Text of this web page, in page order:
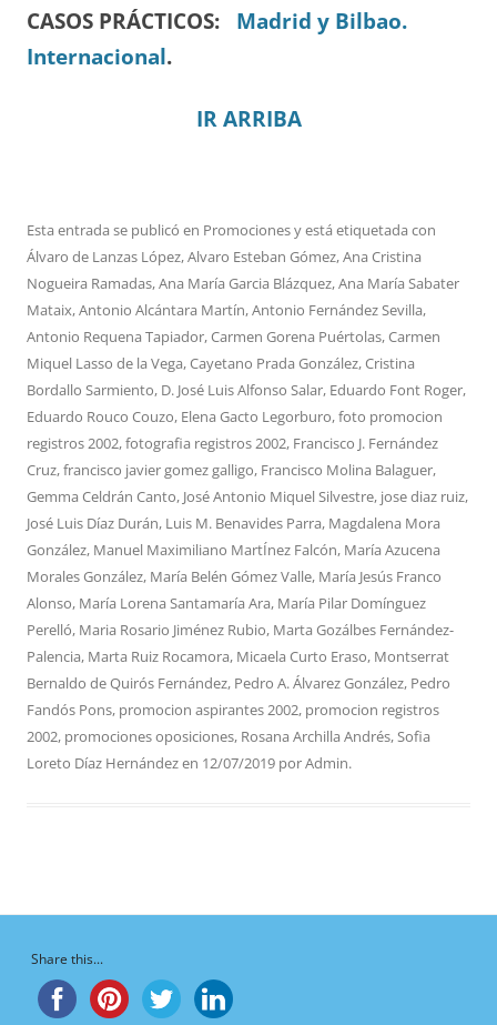
CASOS PRÁCTICOS: Madrid y Bilbao.
Internacional.
IR ARRIBA
Esta entrada se publicó en Promocionesy está etiquetada con
Álvaro de Lanzas López,Alvaro Esteban Gómez,Ana Cristina
Nogueira Ramadas,Ana María Garcia Blázquez,Ana María Sabater
Mataix,Antonio Alcántara Martín,Antonio Fernández Sevilla,
Antonio Requena Tapiador,Carmen Gorena Puértolas,Carmen
Miquel Lasso de la Vega,Cayetano Prada González,Cristina
Bordallo Sarmiento, D. José Luis Alfonso Salar, Eduardo Font Roger,
Eduardo Rouco Couzo, Elena Gacto Legorburo,foto promocion
registros 2002,fotografia registros 2002, Francisco J. Fernández
Cruz,francisco javier gomez galligo, Francisco Molina Balaguer,
Gemma Celdrán Canto, José Antonio Miquel Silvestre, jose diaz ruiz,
José Luis Díaz Durán, Luis M. Benavides Parra, Magdalena Mora
González, Manuel Maximiliano MartÍnez Falcón, María Azucena
Morales González, María Belén Gómez Valle, María Jesús Franco
Alonso, María Lorena Santamaría Ara, María Pilar Domínguez
Perelló, Maria Rosario Jiménez Rubio, Marta Gozálbes Fernández-
Palencia, Marta Ruiz Rocamora, Micaela Curto Eraso, Montserrat
Bernaldo de Quirós Fernández, Pedro A. Álvarez González, Pedro
Fandós Pons, promocion aspirantes 2002, promocion registros
2002, promociones oposiciones, Rosana Archilla Andrés,Sofia
Loreto Díaz Hernándezen 12/07/2019 porAdmin.
Share this...